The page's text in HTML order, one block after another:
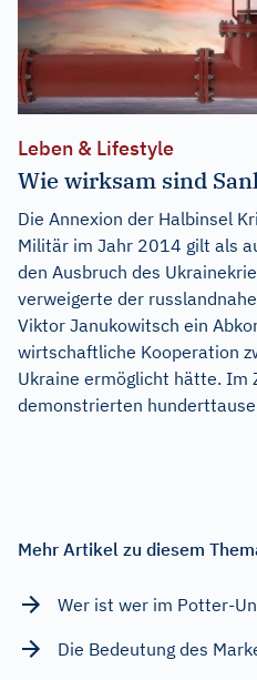
Leben & Lifestyle
Wie wirksam sind
Die Annexion der Halbinsel
Militär im Jahr 2014 gilt als
den Ausbruch des
verweigerte der
Viktor Janukowitsch ein
wirtschaftliche Kooperation
Ukraine ermöglicht hätte. Im
demonstrierten
Mehr Artikel zu diesem
Wer ist wer im Potter-
Die Bedeutung des